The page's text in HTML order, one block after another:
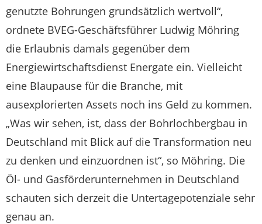
genutzte Bohrungen grundsätzlich wertvoll“,
ordnete BVEG-Geschäftsführer Ludwig Möhring
die Erlaubnis damals gegenüber dem
Energiewirtschaftsdienst Energate ein. Vielleicht
eine Blaupause für die Branche, mit
ausexplorierten Assets noch ins Geld zu kommen.
„Was wir sehen, ist, dass der Bohrlochbergbau in
Deutschland mit Blick auf die Transformation neu
zu denken und einzuordnen ist“, so Möhring. Die
Öl- und Gasförderunternehmen in Deutschland
schauten sich derzeit die Untertagepotenziale sehr
genau an.